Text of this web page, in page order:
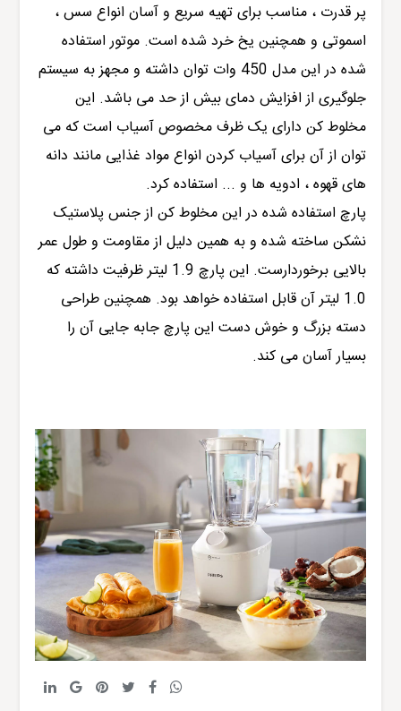
پر قدرت ، مناسب برای تهیه سریع و آسان انواع سس ،
اسموتی و همچنین یخ خرد شده است. موتور استفاده
شده در این مدل 450 وات توان داشته و مجهز به سیستم
جلوگیری از افزایش دمای بیش از حد می باشد. این
مخلوط کن دارای یک ظرف مخصوص آسیاب است که می
توان از آن برای آسیاب کردن انواع مواد غذایی مانند دانه
های قهوه ، ادویه ها و ... استفاده کرد.
پارچ استفاده شده در این مخلوط کن از جنس پلاستیک
نشکن ساخته شده و به همین دلیل از مقاومت و طول عمر
بالایی برخوردارست. این پارچ 1.9 لیتر ظرفیت داشته که
1.0 لیتر آن قابل استفاده خواهد بود. همچنین طراحی
دسته بزرگ و خوش دست این پارچ جابه جایی آن را
بسیار آسان می کند.